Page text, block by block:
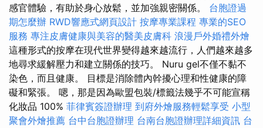
感官體驗，有助於身心放鬆，並加強親密關係。 台胞證過
期怎麼辦 RWD響應式網頁設計 按摩專業課程 專業的SEO
服務 專注皮膚健康與美容的醫美皮膚科 浪漫戶外婚禮外燴
這種形式的按摩在現代世界變得越來越流行，人們越來越多
地尋求緩解壓力和建立關係的技巧。 Nuru gel不僅不黏不
染色，而且健康。 目標是消除體內幹擾心理和性健康的障
礙和緊張。 嗯，那是因為歐盟包裝/標籤法幾乎不可能宣稱
化妝品 100% 菲律賓簽證辦理 到府外燴服務輕鬆享受 小型
聚會外燴推薦 台中台胞證辦理 台南台胞證辦理詳細資訊 台